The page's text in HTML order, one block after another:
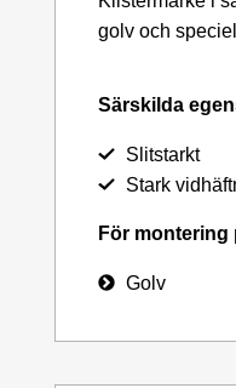
golv och
Särskilda
Slitstarkt
Stark
För montering
Golv